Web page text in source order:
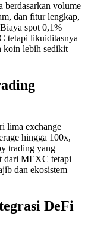
berdasarkan volume
dan fitur lengkap,
spot 0,1%
tetapi likuiditasnya
koin lebih sedikit
lima exchange
hingga 100x,
trading yang
dari MEXC tetapi
dan ekosistem
DeFi